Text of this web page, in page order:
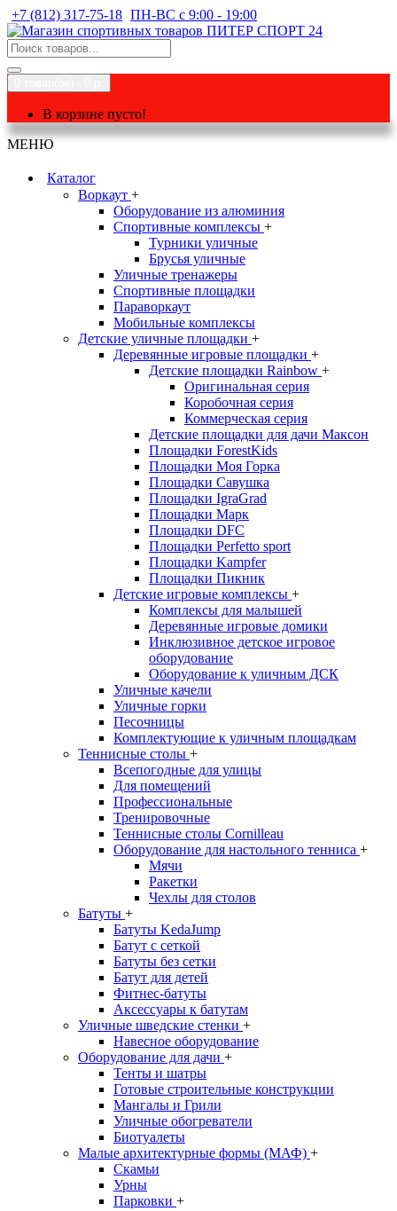
+7 (812) 317-75-18 ПН-ВС с 9:00 - 19:00
В корзине пусто!
МЕНЮ
Каталог
Воркаут +
Оборудование из алюминия
Спортивные комплексы +
Турники уличные
Брусья уличные
Уличные тренажеры
Спортивные площадки
Параворкаут
Мобильные комплексы
Детские уличные площадки +
Деревянные игровые площадки +
Детские площадки Rainbow +
Оригинальная серия
Коробочная серия
Коммерческая серия
Детские площадки для дачи Максон
Площадки ForestKids
Площадки Моя Горка
Площадки Савушка
Площадки IgraGrad
Площадки Марк
Площадки DFC
Площадки Perfetto sport
Площадки Kampfer
Площадки Пикник
Детские игровые комплексы +
Комплексы для малышей
Деревянные игровые домики
Инклюзивное детское игровое
оборудование
Оборудование к уличным ДСК
Уличные качели
Уличные горки
Песочницы
Комплектующие к уличным площадкам
Теннисные столы +
Всепогодные для улицы
Для помещений
Профессиональные
Тренировочные
Теннисные столы Cornilleau
Оборудование для настольного тенниса +
Мячи
Ракетки
Чехлы для столов
Батуты +
Батуты KedaJump
Батут с сеткой
Батуты без сетки
Батут для детей
Фитнес-батуты
Аксессуары к батутам
Уличные шведские стенки +
Навесное оборудование
Оборудование для дачи +
Тенты и шатры
Готовые строительные конструкции
Мангалы и Грили
Уличные обогреватели
Биотуалеты
Малые архитектурные формы (МАФ) +
Скамьи
Урны
Парковки +